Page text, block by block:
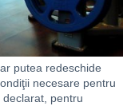
putea redeschide
necesare pentru
pentru